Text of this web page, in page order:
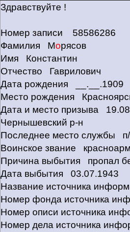
Здравствуйте !
Номер записи 58586286
Фамилия Морясов
Имя Константин
Отчество Гаврилович
Дата рождения __.__.1909
Место рождения
Дата и место призыва
Чернышевский р-н
Последнее место службы
Воинское звание
Причина выбытия пропал
Дата выбытия 03.07.1943
Название источника
Номер фонда источника
Номер описи источника
Номер дела источника